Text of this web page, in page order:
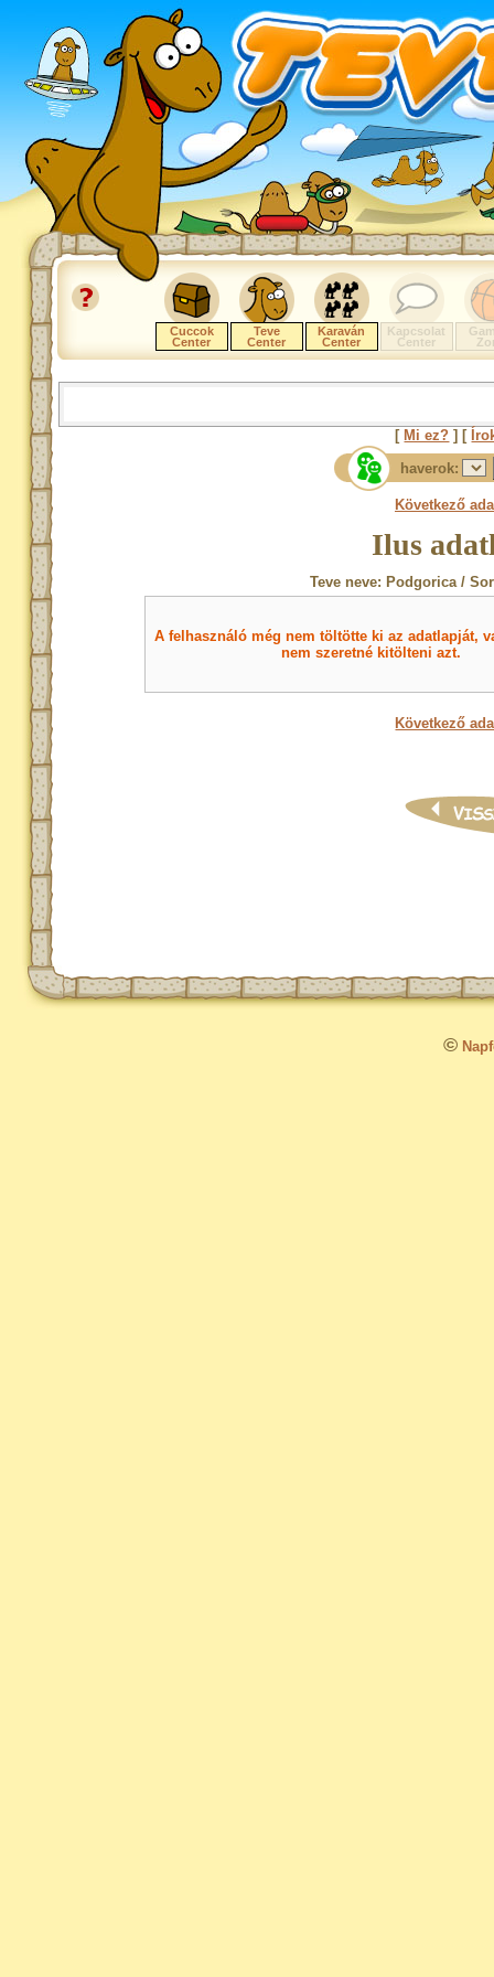
Cuccok
Center
Teve
Center
Karaván
Center
Kapcsolat
Center
[ Mi ez? ] [
haverok:
Következő
Ilus
Teve neve: Podgorica /
A felhasználó még nem töltötte ki az adatlapját,
nem szeretné kitölteni azt.
Következő
©